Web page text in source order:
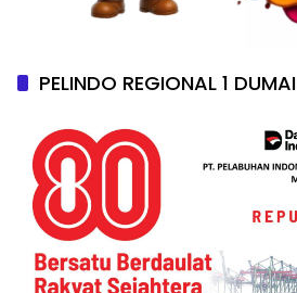
PELINDO REGIONAL 1 DUMAI